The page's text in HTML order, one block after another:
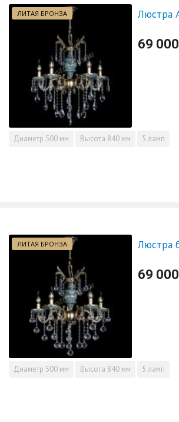
ЛИТАЯ БРОНЗА
69 000
Диаметр 500 мм Высота 840 мм 5 ламп
ЛИТАЯ БРОНЗА
69 000
Диаметр 500 мм Высота 840 мм 5 ламп